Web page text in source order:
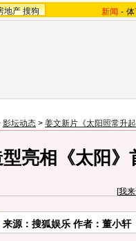
地产 搜狗 新闻 -
影坛动态 > 姜文新片《太阳照常升
亮相《太阳》
[我
来源：搜狐娱乐 作者：董小轩